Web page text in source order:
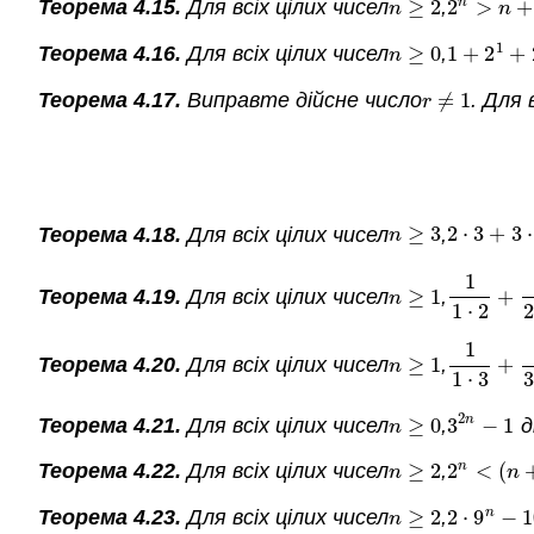
Теорема 4.15.Для всіх цілих чиселn ≥ 2
n≥2 ,2 > n +
2n >n +1
Теорема 4.16.Для всіх цілих чиселn ≥ 0
n≥0 ,1 + 21 +
1 +2 1+ 22
Теорема 4.17. Виправте дійсне числоr ≠ 1
r≠1 .Для
Теорема 4.18.Для всіх цілих чиселn ≥ 3
n≥3 ,2 ⋅ 3 + 3 ⋅
2 ⋅3+3⋅ 4 +
Теорема 4.19.Для всіх цілих чиселn ≥ 1
n≥1 ,
1
1 ⋅ 2
+
2
11⋅2+1 2⋅
Теорема 4.20.Для всіх цілих чиселn ≥ 1
n≥1 ,
1
1 ⋅ 3
+
3
11⋅3+1 3⋅
Теорема 4.21.Для всіх цілих чиселn ≥ 0
n≥0 ,32n − 1
32n−1
Теорема 4.22.Для всіх цілих чиселn ≥ 2
n≥2 ,2n < (n
2n <( n+1
Теорема 4.23.Для всіх цілих чиселn ≥ 2
n≥2 ,2 ⋅ 9n −
2 ⋅9n−10⋅